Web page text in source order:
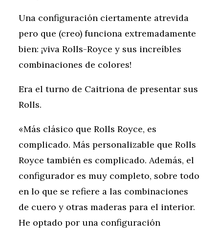
Una configuración ciertamente atrevida
pero que (creo) funciona extremadamente
bien: ¡viva Rolls-Royce y sus increíbles
combinaciones de colores!
Era el turno de Caitriona de presentar sus
Rolls.
«Más clásico que Rolls Royce, es
complicado. Más personalizable que Rolls
Royce también es complicado. Además, el
configurador es muy completo, sobre todo
en lo que se refiere a las combinaciones
de cuero y otras maderas para el interior.
He optado por una configuración